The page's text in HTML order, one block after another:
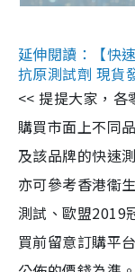
延伸閱讀：【快
抗原測試劑 現貨
<< 提提大家，各
購買市面上不同
及該品牌的快速
亦可參考香港衞
測試、歐盟2019
買前留意訂購平